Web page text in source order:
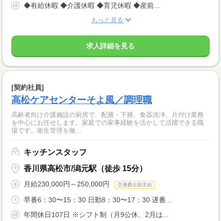
◆有給休暇 ◆介護休暇 ◆育児休暇 ◆産前...
もっと見る
求人詳細を見る
[契約社員]
高松ケアセンターそよ風／調理職
高齢者向け介護施設の厨房で、配膳・下膳、食器洗浄、片付け業務
を中心にお任せします。家庭での家事経験を活かして活躍できる職
場です。衛生管理を徹...
キッチンスタッフ
香川県高松市/潟元駅（徒歩 15分）
月給230,000円～250,000円 交通費全額支給
早番6：30〜15：30 日勤8：30〜17：30 遅番...
年間休日107日 ※シフト制（月9公休、2月は...